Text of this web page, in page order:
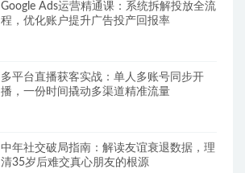
Google Ads运营精通课：系统拆解投放全流
程，优化账户提升广告投产回报率
多平台直播获客实战：单人多账号同步开
播，一份时间撬动多渠道精准流量
中年社交破局指南：解读友谊衰退数据，理
清35岁后难交真心朋友的根源